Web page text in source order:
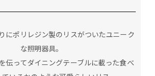
にポリレジン製のリスがついたユニーク
な照明器具。
伝ってダイニングテーブルに載った食べ